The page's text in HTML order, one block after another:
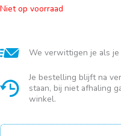
Niet op voorraad
We verwittigen je als
Je bestelling blijft na
staan, bij niet afhaling
winkel.